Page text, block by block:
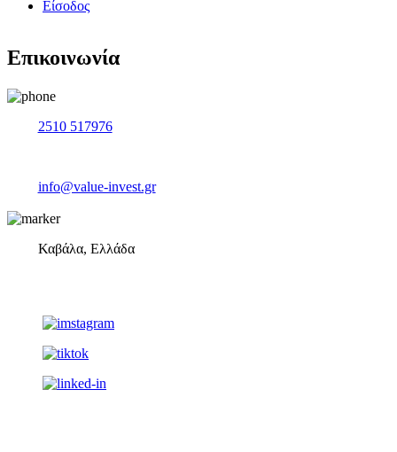
Είσοδος
Επικοινωνία
2510 517976
info@value-invest.gr
Καβάλα, Ελλάδα